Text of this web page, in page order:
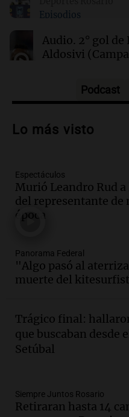
sábado 8 de agosto
Episodios
Audio. 2° gol de
Aldosivi
Audio.Nuevo
en Villa María
Audio.
la Bulaya abrirá
diversas
Panorama Federal
edificios y
estudiante con
involucrados
Episodios
Audio.1° gol de
Aldosivi
Gato Greco
Audio.
bonarda para
Podcast
Lo más visto
Espectáculos
Murió Leandro Rud
del representante de
época
Panorama Federal
"Algo pasó al
muerte del
Trágico final:
que buscaban desde
Setúbal
Siempre Juntos Rosario
Retiraran hasta 14